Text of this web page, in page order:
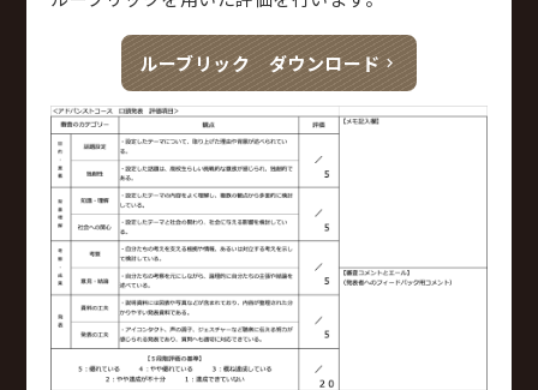
ルーブリック ダウンロード